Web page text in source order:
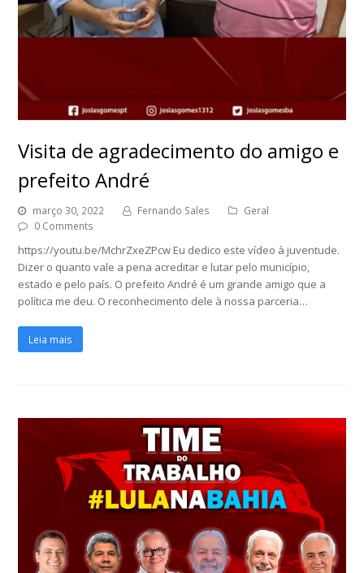
Visita de agradecimento do amigo e
prefeito André
março 30, 2022 Fernando Sales
Geral
0 Comments
https://youtu.be/MchrZxeZPcw Eu dedico este vídeo à juventude.
Dizer o quanto vale a pena acreditar e lutar pelo município,
estado e pelo país. O prefeito André é um grande amigo que a
política me deu. O reconhecimento dele à nossa parceria…
Leia mais